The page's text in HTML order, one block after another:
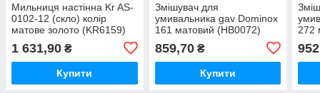
Мильниця настінна Kr AS-
0102-12 (скло) колір
матове золото (KR6159)
1 631,90 ₴
Купити
Змішувач для
умивальника gav Dominox
161 матовий (HB0072)
859,70₴
Купити
272